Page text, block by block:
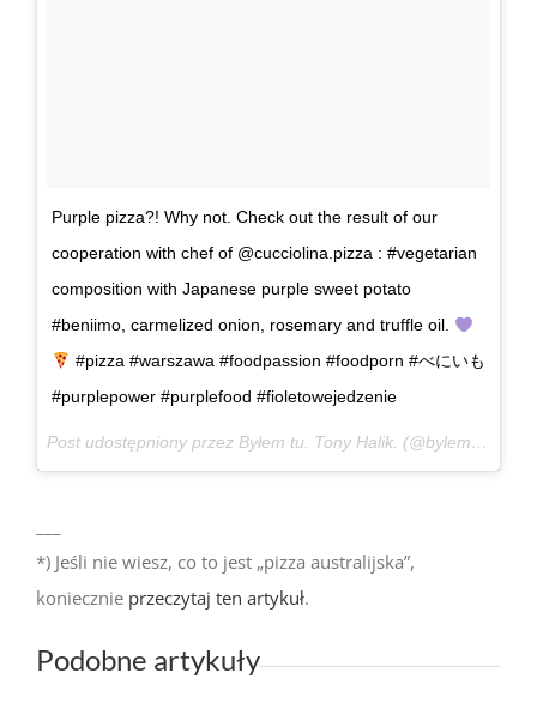
Purple pizza?! Why not. Check out the result of our
cooperation with chef of @cucciolina.pizza : #vegetarian
composition with Japanese purple sweet potato
#beniimo, carmelized onion, rosemary and truffle oil.
#pizza #warszawa #foodpassion #foodporn #べにいも
#purplepower #purplefood #fioletowejedzenie
Post udostępniony przez Byłem tu. Tony Halik. (@bylemtutonyhalik)
*) Jeśli nie wiesz, co to jest „pizza australijska”,
koniecznie przeczytaj ten artykuł.
Podobne artykuły